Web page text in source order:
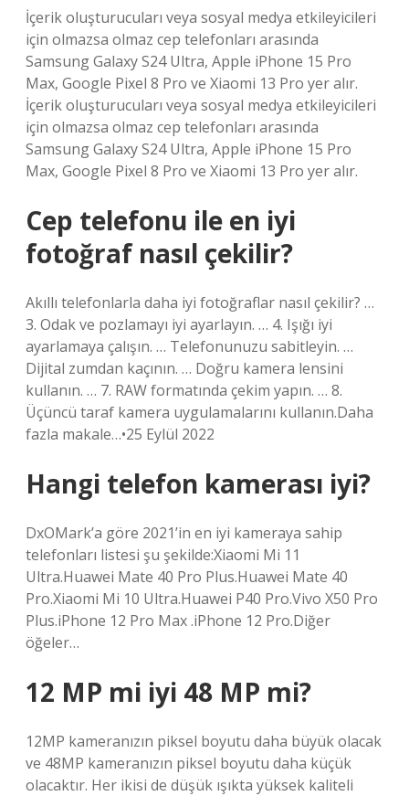
İçerik oluşturucuları veya sosyal medya etkileyicileri
için olmazsa olmaz cep telefonları arasında
Samsung Galaxy S24 Ultra, Apple iPhone 15 Pro
Max, Google Pixel 8 Pro ve Xiaomi 13 Pro yer alır.
İçerik oluşturucuları veya sosyal medya etkileyicileri
için olmazsa olmaz cep telefonları arasında
Samsung Galaxy S24 Ultra, Apple iPhone 15 Pro
Max, Google Pixel 8 Pro ve Xiaomi 13 Pro yer alır.
Cep telefonu ile en iyi
fotoğraf nasıl çekilir?
Akıllı telefonlarla daha iyi fotoğraflar nasıl çekilir? …
3. Odak ve pozlamayı iyi ayarlayın. … 4. Işığı iyi
ayarlamaya çalışın. … Telefonunuzu sabitleyin. …
Dijital zumdan kaçının. … Doğru kamera lensini
kullanın. … 7. RAW formatında çekim yapın. … 8.
Üçüncü taraf kamera uygulamalarını kullanın.Daha
fazla makale…•25 Eylül 2022
Hangi telefon kamerası iyi?
DxOMark’a göre 2021’in en iyi kameraya sahip
telefonları listesi şu şekilde:Xiaomi Mi 11
Ultra.Huawei Mate 40 Pro Plus.Huawei Mate 40
Pro.Xiaomi Mi 10 Ultra.Huawei P40 Pro.Vivo X50 Pro
Plus.iPhone 12 Pro Max .iPhone 12 Pro.Diğer
öğeler…
12 MP mi iyi 48 MP mi?
12MP kameranızın piksel boyutu daha büyük olacak
ve 48MP kameranızın piksel boyutu daha küçük
olacaktır. Her ikisi de düşük ışıkta yüksek kaliteli